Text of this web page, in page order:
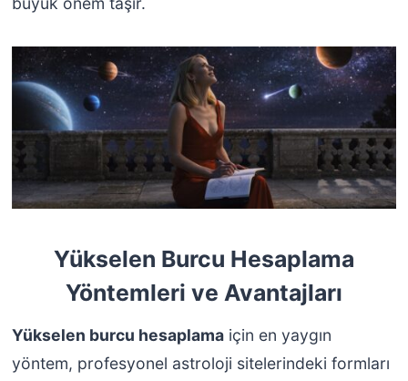
Yükselen Burcu Hesaplama
Yöntemleri ve Avantajları
Yükselen burcu hesaplamaiçin en yaygın
yöntem, profesyonel astroloji sitelerindeki formları